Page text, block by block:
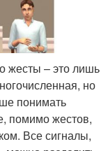
жесты – это лишь
но
понимать
помимо жестов,
Все сигналы,